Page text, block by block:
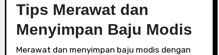
Tips Merawat dan
Menyimpan Baju Modis
Merawat dan menyimpan baju modis dengan